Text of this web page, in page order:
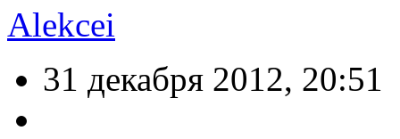
Alekcei
31 декабря 2012, 20:51